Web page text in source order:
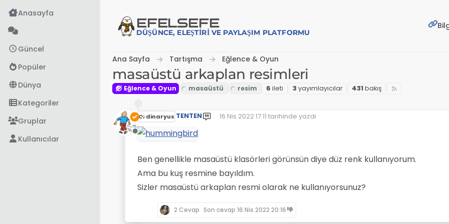
İçeriğe atla
Anasayfa
Güncel
Popüler
Dünya
Kategoriler
Gruplar
Kullanıcılar
EFELSEFE
DÜŞÜNCE, ELEŞTIRI VE PAYLAŞIM PLATFORMU
Ana Sayfa Tartışma Eğlence & Oyun
masaüstü arkaplan resimleri
Eğlence & Oyun 6 i̇leti 3 yayımlayıcılar 431bakış
Çevrimdışı
Ordinaryus TENTEN 16 Nis 2022 17:11 tarihinde yazdı
Son düzenleyen:
Ben genellikle masaüstü klasörleri görünsün diye düz renk kullanıyorum.
Ama bu kuş resmine bayıldım.
Sizler masaüstü arkaplan resmi olarak ne kullanıyorsunuz?
2 Cevap Son cevap 16 Nis 2022 20:16